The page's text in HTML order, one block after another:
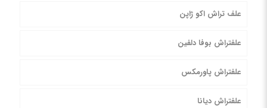
علف تراش اکو ژاپن
علفتراش بوفا دلفین
علفتراش پاورمکس
علفتراش دیانا